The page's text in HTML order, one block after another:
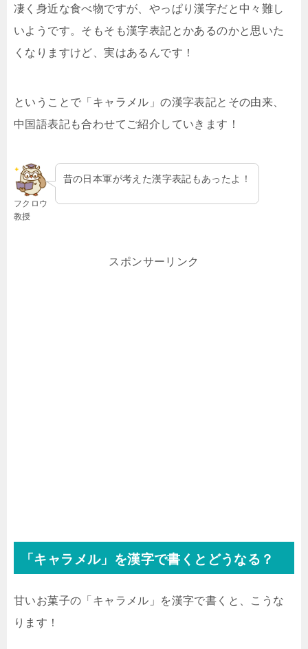
凄く身近な食べ物ですが、やっぱり漢字だと中々難し
いようです。そもそも漢字表記とかあるのかと思いた
くなりますけど、実はあるんです！
ということで「キャラメル」の漢字表記とその由来、
中国語表記も合わせてご紹介していきます！
フクロウ
教授
昔の日本軍が考えた漢字表記もあったよ！
スポンサーリンク
「キャラメル」を漢字で書くとどうなる？
甘いお菓子の「キャラメル」を漢字で書くと、こうな
ります！